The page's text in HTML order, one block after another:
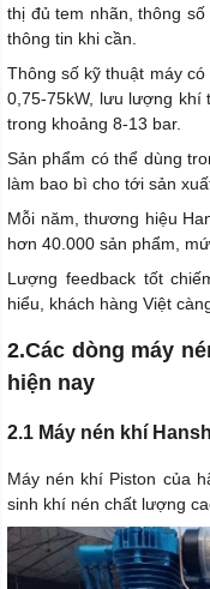
thị đủ tem nhãn, thông
thông tin khi cần.
Thông số kỹ thuật máy
0,75-75kW, lưu lượng khí
trong khoảng 8-13 bar.
Sản phẩm có thể dùng
làm bao bì cho tới sản
Mỗi năm, thương hiệu
hơn 40.000 sản phẩm,
Lượng feedback tốt
hiểu, khách hàng Việt
2.Các dòng máy
hiện nay
2.1 Máy nén khí
Máy nén khí Piston của
sinh khí nén chất lượng